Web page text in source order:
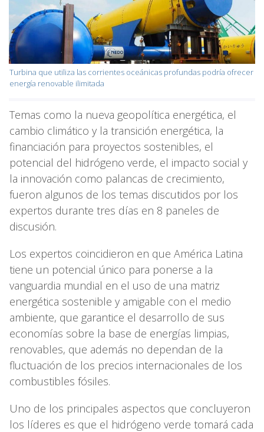
Turbina que utiliza las corrientes oceánicas profundas podría ofrecer
energía renovable ilimitada
Temas como la nueva geopolítica energética, el
cambio climático y la transición energética, la
financiación para proyectos sostenibles, el
potencial del hidrógeno verde, el impacto social y
la innovación como palancas de crecimiento,
fueron algunos de los temas discutidos por los
expertos durante tres días en 8 paneles de
discusión.
Los expertos coincidieron en que América Latina
tiene un potencial único para ponerse a la
vanguardia mundial en el uso de una matriz
energética sostenible y amigable con el medio
ambiente, que garantice el desarrollo de sus
economías sobre la base de energías limpias,
renovables, que además no dependan de la
fluctuación de los precios internacionales de los
combustibles fósiles.
Uno de los principales aspectos que concluyeron
los líderes es que el hidrógeno verde tomará cada